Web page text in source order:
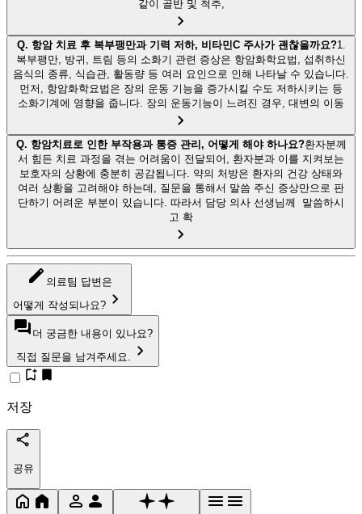
같이 골반 및 척추,
Q. 항암 치료 후 복부팽만과 기력 저하, 비타민C 주사가 괜찮을까요?1.
복부팽만, 방귀, 트림 등의 소화기 관련 증상은 항암화학요법, 섭취하신
음식의 종류, 식습관, 활동량 등 여러 요인으로 인해 나타날 수 있습니다.
먼저, 항암화학요법은 장의 운동 기능을 증가시킬 수도 저하시키는 등
소화기계에 영향을 줍니다. 장의 운동기능이 느려진 경우, 대변의 이동
Q. 항암치료로 인한 부작용과 통증 관리, 어떻게 해야 하나요?환자분께
서 힘든 치료 과정을 겪는 어려움이 전달되어, 환자분과 이를 지켜보는
보호자의 상황에 충분히 공감됩니다. 약의 처방은 환자의 건강 상태와
여러 상황을 고려해야 하는데, 질문을 통해서 말씀 주신 증상만으로 판
단하기 어려운 부분이 있습니다. 따라서 담당 의사 선생님께 말씀하시
고 확
의료팀 답변은
어떻게 작성되나요?
더 궁금한 내용이 있나요?
직접 질문을 남겨주세요.
저장
공유